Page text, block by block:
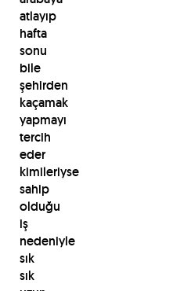
atlayıp
hafta
sonu
bile
şehirden
kaçamak
yapmayı
tercih
eder
kimileriyse
sahip
olduğu
iş
nedeniyle
sık
sık